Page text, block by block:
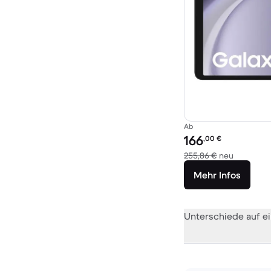
Ab
Preis des erneuerten
166,00 €
255,86 € neu
Mehr Infos
Unterschiede auf